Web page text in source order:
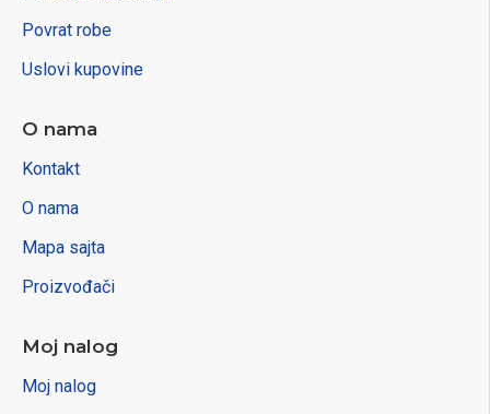
Povrat robe
Uslovi kupovine
O nama
Kontakt
O nama
Mapa sajta
Proizvođači
Moj nalog
Moj nalog